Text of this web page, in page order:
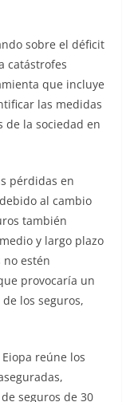
sobre el déficit
catástrofes
que incluye
las medidas
la sociedad en
pérdidas en
al cambio
también
y largo plazo
no estén
provocaría un
los seguros,
reúne los
seguros de 30